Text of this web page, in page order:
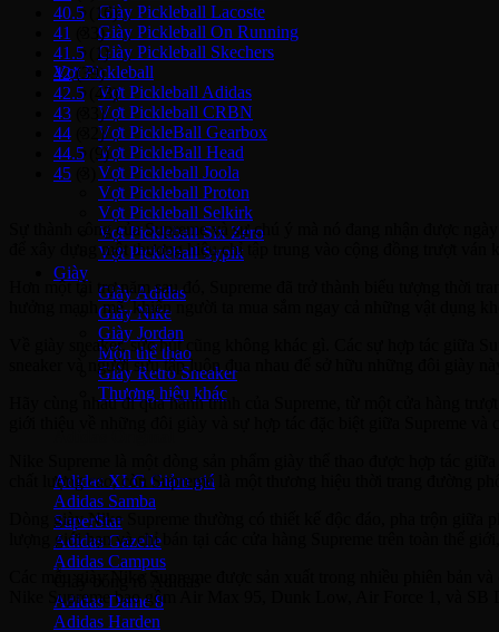
Giày Pickleball Lacoste
Giày Pickleball On Running
Giày Pickleball Skechers
Vợt Pickleball
Vợt Pickleball Adidas
Vợt Pickleball CRBN
Vợt PickleBall Gearbox
Vợt PickleBall Head
Vợt Pickleball Joola
Vợt Pickleball Proton
Vợt Pickleball Selkirk
Vợt Pickleball Six Zero
Vợt Pickleball Sypik
Giày
Giày Adidas
Giày Nike
Giày Jordan
Môn thể thao
Giày Retro Sneaker
Thương hiệu khác
Adidas XLG
Adidas Samba
SuperStar
Adidas Gazelle
Adidas Campus
Adidas Dame 8
Adidas Harden
40.5
(16)
41
(33)
41.5
(1)
42 (39)
42.5
(43)
43
(33)
44
(32)
44.5
(9)
45
Sự thành công của Supreme và sự chú ý mà nó đang nhận được
để xây dựng một thương hiệu chỉ tập trung vào cộng đồng trượt ván
Hơn một tài trợ năm sau đó, Supreme đã trở thành biểu tượng thời
hưởng mạnh mẽ, khiến người ta mua sắm ngay cả những vật dụng
Về giày sneaker, sức hút cũng không khác gì. Các sự hợp tác giữa
sneaker và người sưu tập luôn đua nhau để sở hữu những đôi giày này.
Hãy cùng nhau đi qua hành trình của Supreme, từ một cửa hàng
chất lượng cao, còn Supreme là một thương hiệu thời trang đường
Dòng giày Nike Supreme thường có thiết kế độc đáo, pha trộn giữa
lượng giới hạn và chỉ bán tại các cửa hàng Supreme trên toàn thế
Các mẫu giày Nike Supreme được sản xuất trong nhiều phiên bản
Nike Supreme bao gồm Air Max 95, Dunk Low, Air Force 1, và SB